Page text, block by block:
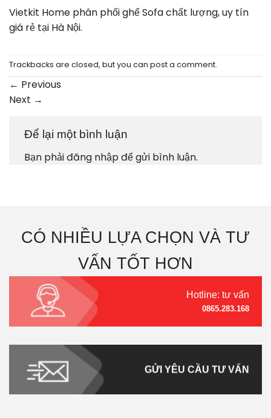
Vietkit Home phân phối ghế Sofa chất lượng, uy tín
giá rẻ tại Hà Nội.
Trackbacks are closed, but you can post a comment.
← Previous
Next →
Để lại một bình luận
Bạn phảiđăng nhậpđể gửi bình luận.
CÓ NHIỀU LỰA CHỌN VÀ TƯ
VẤN TỐT HƠN
Hotline: tư vấn
0865.283.168
GỬI YÊU CẦU TƯ VẤN